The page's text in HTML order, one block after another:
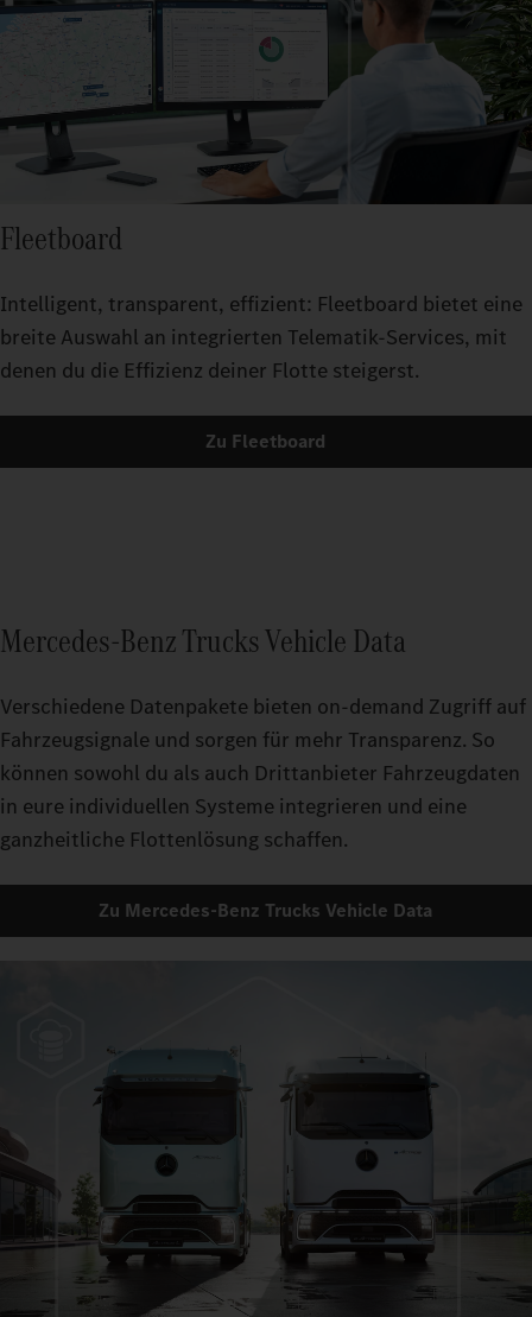
Fleetboard
Intelligent, transparent, effizient: Fleetboard bietet eine
breite Auswahl an integrierten Telematik-Services, mit
denen du die Effizienz deiner Flotte steigerst.
Zu Fleetboard
Mercedes-Benz Trucks Vehicle Data
Verschiedene Datenpakete bieten on-demand Zugriff auf
Fahrzeugsignale und sorgen für mehr Transparenz. So
können sowohl du als auch Drittanbieter Fahrzeugdaten
in eure individuellen Systeme integrieren und eine
ganzheitliche Flottenlösung schaffen.
Zu Mercedes-Benz Trucks Vehicle Data